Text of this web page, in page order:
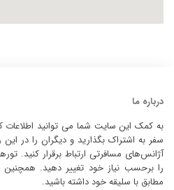
درباره ما
به کمک این سایت شما می توانید اطلاعات
سفر به اشتراک بگذارید و دیگران را در
آژانس‌های مسافرتی ارتباط برقرار کنید.
را برحسب نیاز خود تغییر دهید. همچنین
مطابق با سلیقه خود داشته باشید.